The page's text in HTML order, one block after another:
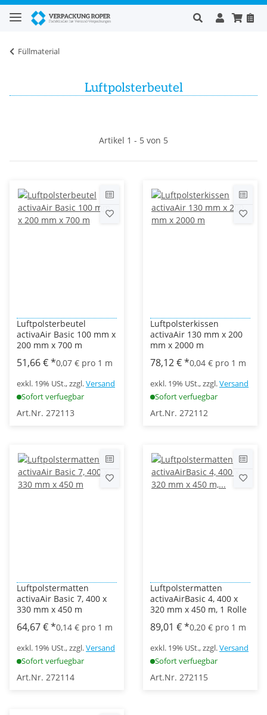
Füllmaterial
Luftpolsterbeutel
Artikel 1 - 5 von 5
Luftpolsterbeutel
activaAir Basic 100 mm x
200 mm x 700 m
51,66 €*0,07 € pro 1 m
exkl. 19% USt., zzgl.Versand
Sofort verfuegbar
Art.Nr. 272113
Luftpolsterkissen
activaAir 130 mm x 200
mm x 2000 m
78,12 €*0,04 € pro 1 m
exkl. 19% USt., zzgl.Versand
Sofort verfuegbar
Art.Nr. 272112
Luftpolstermatten
activaAir Basic 7, 400 x
330 mm x 450 m
64,67 €*0,14 € pro 1 m
exkl. 19% USt., zzgl.Versand
Sofort verfuegbar
Art.Nr. 272114
Luftpolstermatten
activaAirBasic 4, 400 x
320 mm x 450 m, 1 Rolle
89,01 €*0,20 € pro 1 m
exkl. 19% USt., zzgl.Versand
Sofort verfuegbar
Art.Nr. 272115